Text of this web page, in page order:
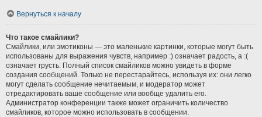
Вернуться к началу
Что такое смайлики?
Смайлики, или эмотиконы — это маленькие картинки, которые могут быть
использованы для выражения чувств, например :) означает радость, а :(
означает грусть. Полный список смайликов можно увидеть в форме
создания сообщений. Только не перестарайтесь, используя их: они легко
могут сделать сообщение нечитаемым, и модератор может
отредактировать ваше сообщение или вообще удалить его.
Администратор конференции также может ограничить количество
смайликов, которое можно использовать в сообщении.